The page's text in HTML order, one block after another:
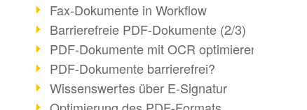
Fax-Dokumente in Workflow
Barrierefreie PDF-Dokumente (2/3)
PDF-Dokumente mit OCR optimieren
PDF-Dokumente barrierefrei?
Wissenswertes über E-Signatur